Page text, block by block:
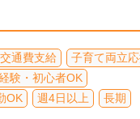
交通費支給
子育て両立
験・初心者OK
OK 週4日以上
長期